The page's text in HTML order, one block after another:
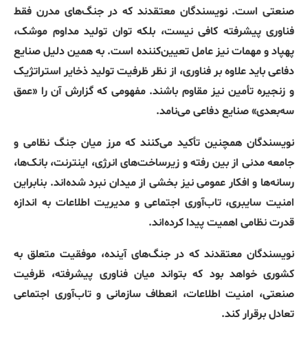
صنعتی است.نویسندگان معتقدند که در جنگ‌های مدرن فقط
فناوری پیشرفته کافی نیست، بلکه توان تولید مداوم موشک،
پهپاد و مهمات نیز عامل تعیین‌کننده است. به همین دلیل صنایع
دفاعی باید علاوه بر فناوری، از نظر ظرفیت تولید ذخایر استراتژیک
و زنجیره تأمین نیز مقاوم باشند.مفهومی که گزارش آن را «عمق
سه‌بعدی»صنایع دفاعی می‌نامد.
نویسندگان همچنین تأکید می‌کنند که مرز میان جنگ نظامی و
جامعه مدنی از بین رفته و زیرساخت‌های انرژی، اینترنت، بانک‌ها،
رسانه‌ها و افکار عمومی نیز بخشی از میدان نبرد شده‌اند. بنابراین
امنیت سایبری، تاب‌آوری اجتماعی و مدیریت اطلاعات به اندازه
قدرت نظامی اهمیت پیدا کرده‌اند.
نویسندگان معتقدند که در جنگ‌های آینده، موفقیت متعلق به
کشوری خواهد بود که بتواند میان فناوری پیشرفته، ظرفیت
صنعتی، امنیت اطلاعات، انعطاف سازمانی و تاب‌آوری اجتماعی
تعادل برقرار کند.